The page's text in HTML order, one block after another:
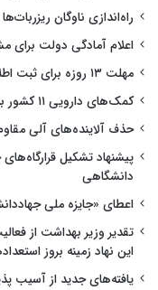
راه‌اندازی ناوگان
اعلام آمادگی دولت برای
مهلت ۱۳ روزه برای ثبت اطلاعات کالاهای پزشکی
کمک‌های دارویی ۱۱ کشور به ایران در دوران جنگ
حذف آلاینده‌های آلی
پیشنهاد تشکیل
دانشگاهی
اعطای «جایزه ملی
تقدیر وزیر بهداشت از
این نهاد زمینه بروز
یافته‌های جدید از آسیب